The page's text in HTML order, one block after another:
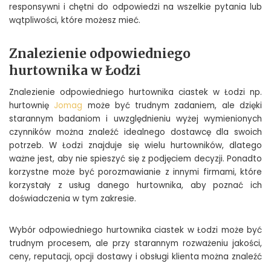
responsywni i chętni do odpowiedzi na wszelkie pytania lub
wątpliwości, które możesz mieć.
Znalezienie odpowiedniego
hurtownika w Łodzi
Znalezienie odpowiedniego hurtownika ciastek w Łodzi np.
hurtownię Jomag może być trudnym zadaniem, ale dzięki
starannym badaniom i uwzględnieniu wyżej wymienionych
czynników można znaleźć idealnego dostawcę dla swoich
potrzeb. W Łodzi znajduje się wielu hurtowników, dlatego
ważne jest, aby nie spieszyć się z podjęciem decyzji. Ponadto
korzystne może być porozmawianie z innymi firmami, które
korzystały z usług danego hurtownika, aby poznać ich
doświadczenia w tym zakresie.
Wybór odpowiedniego hurtownika ciastek w Łodzi może być
trudnym procesem, ale przy starannym rozważeniu jakości,
ceny, reputacji, opcji dostawy i obsługi klienta można znaleźć